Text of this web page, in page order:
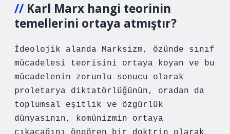
Karl Marx hangi teorinin
temellerini ortaya atmıştır?
İdeolojik alanda Marksizm, özünde sınıf
mücadelesi teorisini ortaya koyan ve bu
mücadelenin zorunlu sonucu olarak
proletarya diktatörlüğünün, oradan da
toplumsal eşitlik ve özgürlük
dünyasının, komünizmin ortaya